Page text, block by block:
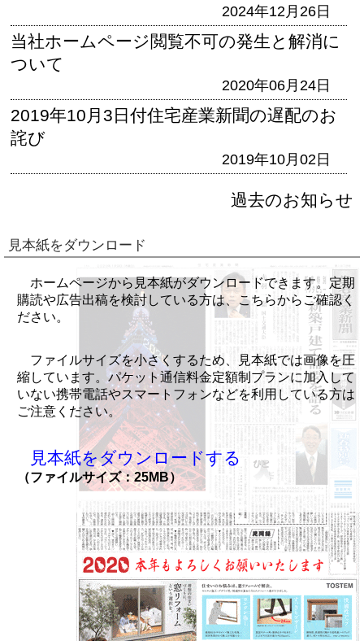
2024年12月26日
当社ホームページ閲覧不可の発生と解消に
ついて
2020年06月24日
2019年10月3日付住宅産業新聞の遅配のお
詫び
2019年10月02日
過去のお知らせ
見本紙をダウンロード
ホームページから見本紙がダウンロードできます。定期
購読や広告出稿を検討している方は、こちらからご確認く
ださい。
ファイルサイズを小さくするため、見本紙では画像を圧
縮しています。パケット通信料金定額制プランに加入して
いない携帯電話やスマートフォンなどを利用している方は
ご注意ください。
見本紙をダウンロードする
（ファイルサイズ：25MB）